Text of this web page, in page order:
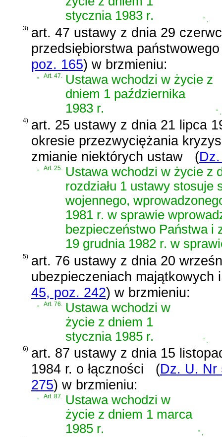
stycznia 1983 r.
” ,
3) art. 47 ustawy z dnia 29
przedsiębiorstwa
poz. 165) w brzmieniu:
Art. 47.
Ustawa wchodzi w życie z
dniem 1 października
1983 r.
”
4) art. 25 ustawy z dnia 21 lipca
okresie przezwyciężania
zmianie niektórych ustaw
(
„ Art. 25. Ustawa wchodzi w życie z
rozdziału 1 ustawy
wojennego,
1981 r. w sprawie
bezpieczeństwo Państwai
19 grudnia 1982 r. w
5) art. 76 ustawy z dnia 20
ubezpieczeniach majątkowych
45, poz. 242) w brzmieniu:
Art. 76.
Ustawa wchodzi w
życie z dniem 1
stycznia 1985 r.
”
6) art. 87 ustawy z dnia 15
1984 r. o łączności
(Dz. U. Nr
275) w brzmieniu:
„ Art. 87. Ustawa wchodzi w
życie z dniem 1 marca
1985 r.
” ,